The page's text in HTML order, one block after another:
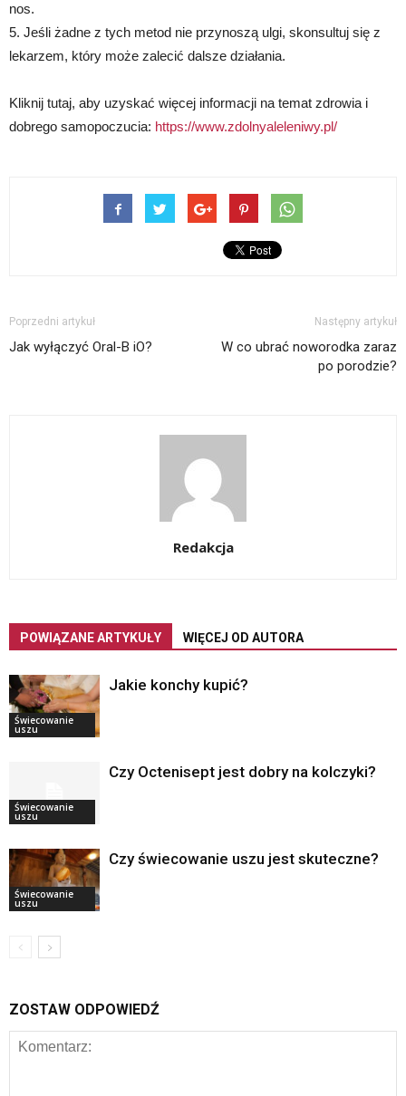
nos.
5. Jeśli żadne z tych metod nie przynoszą ulgi, skonsultuj się z
lekarzem, który może zalecić dalsze działania.
Kliknij tutaj, aby uzyskać więcej informacji na temat zdrowia i
dobrego samopoczucia: https://www.zdolnyaleleniwy.pl/
Poprzedni artykuł
Jak wyłączyć Oral-B iO?
Następny artykuł
W co ubrać noworodka zaraz
po porodzie?
Redakcja
POWIĄZANE ARTYKUŁY WIĘCEJ OD AUTORA
Świecowanie
uszu
Jakie konchy kupić?
Świecowanie
uszu
Czy Octenisept jest dobry na kolczyki?
Świecowanie
uszu
Czy świecowanie uszu jest skuteczne?
ZOSTAW ODPOWIEDŹ